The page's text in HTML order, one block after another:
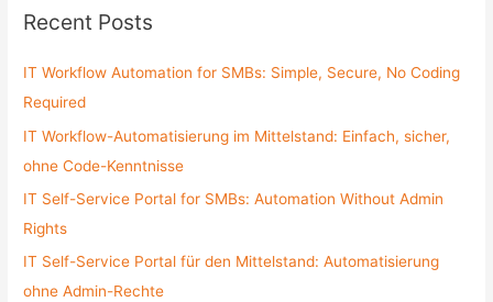
f
o
r
Recent Posts
IT Workflow Automation for SMBs: Simple, Secure, No Coding
Required
IT Workflow-Automatisierung im Mittelstand: Einfach, sicher,
ohne Code-Kenntnisse
IT Self-Service Portal for SMBs: Automation Without Admin
Rights
IT Self-Service Portal für den Mittelstand: Automatisierung
ohne Admin-Rechte